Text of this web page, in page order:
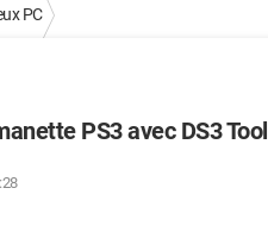
PC
PS3 avec DS3 Tool